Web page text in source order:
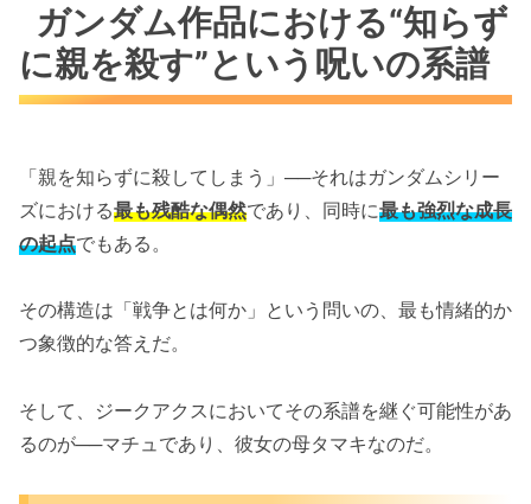
ガンダム作品における“知らず
に親を殺す”という呪いの系譜
「親を知らずに殺してしまう」──それはガンダムシリー
ズにおける最も残酷な偶然であり、同時に最も強烈な成長
の起点でもある。
その構造は「戦争とは何か」という問いの、最も情緒的か
つ象徴的な答えだ。
そして、ジークアクスにおいてその系譜を継ぐ可能性があ
るのが──マチュであり、彼女の母タマキなのだ。